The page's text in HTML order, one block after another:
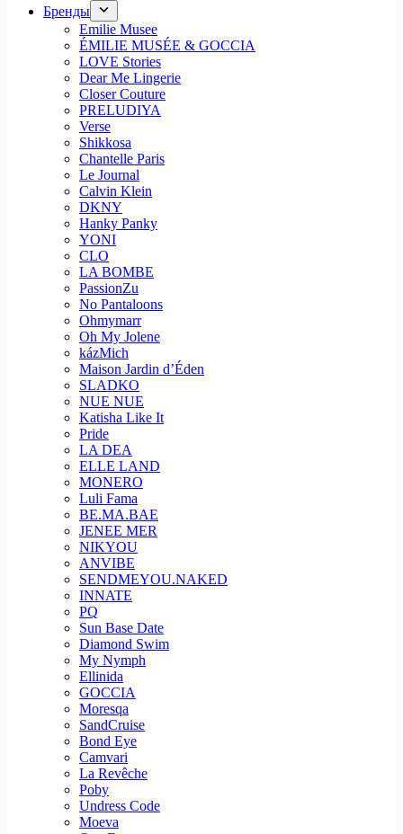
Бренды
Emilie Musee
ÉMILIE MUSÉE & GOCCIA
LOVE Stories
Dear Me Lingerie
Closer Couture
PRELUDIYA
Verse
Shikkosa
Chantelle Paris
Le Journal
Calvin Klein
DKNY
Hanky Panky
YONI
CLO
LA BOMBE
PassionZu
No Pantaloons
Ohmymarr
Oh My Jolene
kázMich
Maison Jardin d’Éden
SLADKO
NUE NUE
Katisha Like It
Pride
LA DEA
ELLE LAND
MONERO
Luli Fama
BE.MA.BAE
JENEE MER
NIKYOU
ANVIBE
SENDMEYOU.NAKED
INNATE
PQ
Sun Base Date
Diamond Swim
My Nymph
Ellinida
GOCCIA
Moresqa
SandCruise
Bond Eye
Camvari
La Revêche
Poby
Undress Code
Moeva